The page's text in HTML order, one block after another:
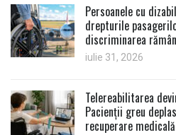
Persoanele cu
drepturile
discriminarea
iulie 31, 2026
Telereabilitarea
Pacienții greu
recuperare